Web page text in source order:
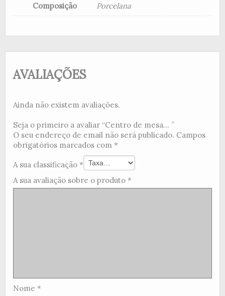
Composição Porcelana
AVALIAÇÕES
Ainda não existem avaliações.
Seja o primeiro a avaliar “Centro de mesa... ”
O seu endereço de email não será publicado. Campos
obrigatórios marcados com *
A sua classificação *
A sua avaliação sobre o produto *
Nome *